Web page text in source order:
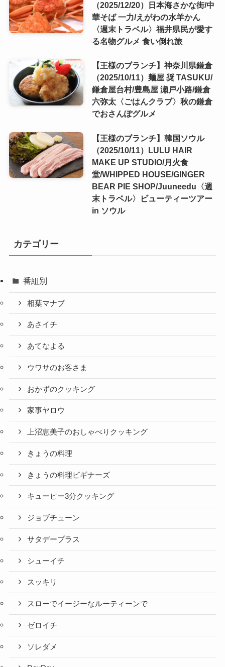
（2025/12/20）日本海さかな街/中
華そば 一力/えがわの水羊かん
〈週末トラベル〉福井県民が愛す
る名物グルメ 食い倒れ旅
【王様のブランチ】神奈川県鎌倉
（2025/10/11）麺屋 奨 TASUKU/
鎌倉屋台村/豊島屋 瀬戸小路/鎌倉
六弥太〈ごはんクラブ〉秋の鎌倉
でおさんぽグルメ
【王様のブランチ】韓国ソウル
（2025/10/11）LULU HAIR
MAKE UP STUDIO/月火食
堂/WHIPPED HOUSE/GINGER
BEAR PIE SHOP/Juuneedu〈週
末トラベル〉ビューティーツアー
in ソウル
カテゴリー
番組別
相葉マナブ
あさイチ
あてなよる
ウワサのお客さま
おかずのクッキング
家事ヤロウ
上沼恵美子のおしゃべりクッキング
きょうの料理
きょうの料理ビギナーズ
キューピー3分クッキング
ジョブチューン
サタデープラス
シューイチ
スッキリ
スローでイージーなルーティーンで
ゼロイチ
ソレダメ